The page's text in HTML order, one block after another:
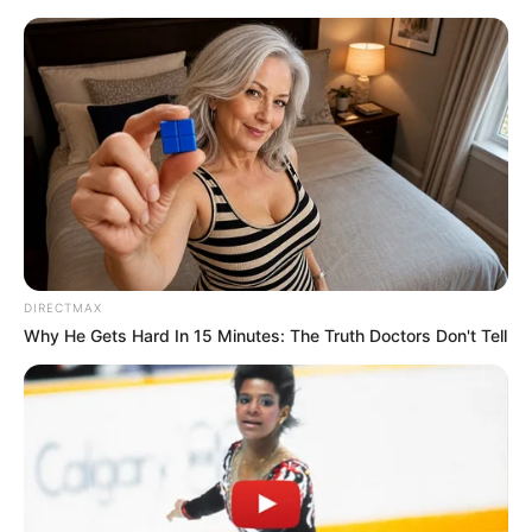
Passau, Salzweg und Thyrnau (ohne Östereich)
Alle Ausflugsziele Puzzle
Heute ist Hohes Friedersfest (in Augsburg ein Feiertag):
Sonnabend, der 08.08.2026
Hier werden Aussichtstürme und Aussichtskonstruktionen
in und um Passau, Salzweg und Thyrnau (ohne
vorgestellt.
Aussichtstürme in Passau, Salzweg und Thyrnau
(ohne Östereich) mit der weiteren Umgebung:
DIRECTMAX
Why He Gets Hard In 15 Minutes: The Truth Doctors Don't Tell